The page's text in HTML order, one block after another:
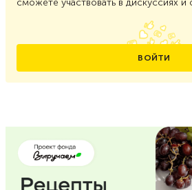
сможете участвовать в дискуссиях и
ВОЙТИ